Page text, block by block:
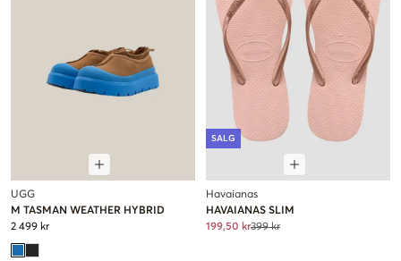
UGG
M TASMAN WEATHER HYBRID
2 499 kr
SALG
Havaianas
HAVAIANAS SLIM
199,50 kr399 kr